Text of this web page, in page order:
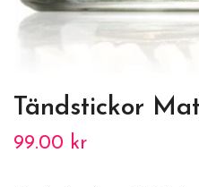
Tändstickor
99.00 kr